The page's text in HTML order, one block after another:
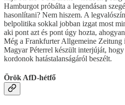
Hamburgot próbálta a legendásan
hasonlítani? Nem hiszem. A
belpolitika sokkal jobban izgat most
aki pont azt és pont úgy hozta,
Még a Frankfurter Allgemeine Zeitung
Magyar Péterrel készült interjúját, hogy
kordonok hatástalanságáról beszélt.
Örök AfD-hétfő